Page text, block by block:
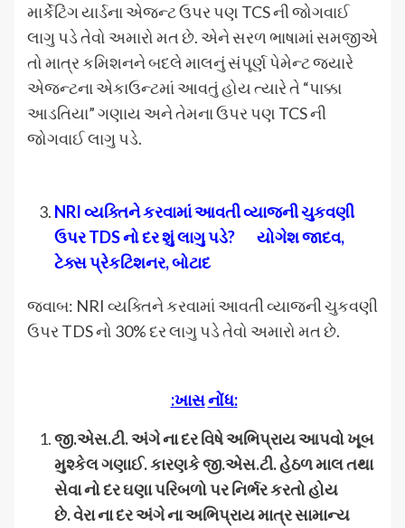
માર્કેટિંગ યાર્ડના એજન્ટ ઉપર પણ TCS ની જોગવાઈ
લાગુ પડે તેવો અમારો મત છે. એને સરળ ભાષામાં સમજીએ
તો માત્ર કમિશનને બદલે માલનું સંપૂર્ણ પેમેન્ટ જ્યારે
એજન્ટના એકાઉન્ટમાં આવતું હોય ત્યારે તે “પાક્કા
આડતિયા” ગણાય અને તેમના ઉપર પણ TCS ની
જોગવાઈ લાગુ પડે.
NRIવ્યક્તિને કરવામાં આવતી વ્યાજનીચુકવણી
ઉપરTDSનો દર શું લાગુ પડે? યોગેશ જાદવ,
ટેક્સ પ્રેકટિશનર,બોટાદ
જવાબ: NRI વ્યક્તિને કરવામાં આવતી વ્યાજની ચુકવણી
ઉપર TDS નો 30% દર લાગુ પડે તેવો અમારો મત છે.
:ખાસનોંધ:
જી.એસ.ટી.અંગેનાદરવિષેઅભિપ્રાયઆપવોખૂબ
મુશ્કેલગણાઈ.કારણકેજી.એસ.ટી.હેઠળમાલતથા
સેવાનોદરઘણાપરિબળોપરનિર્ભરકરતોહોય
છે.વેરાનાદરઅંગેનાઅભિપ્રાયમાત્રસામાન્ય